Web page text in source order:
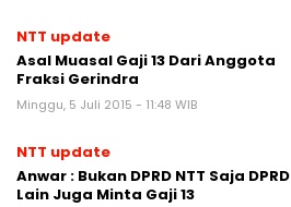
NTT update
Asal Muasal Gaji 13 Dari Anggota
Fraksi Gerindra
Minggu, 5 Juli 2015 - 11:48 WIB
NTT update
Anwar : Bukan DPRD NTT Saja DPRD
Lain Juga Minta Gaji 13